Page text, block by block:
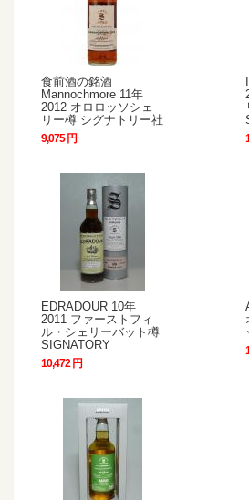
食前酒の銘酒
Mannochmore 11年
2012 オロロッソシェ
リー樽 シグナトリー社
9,075 円
EDRADOUR 10年
2011 ファーストフィ
ル・シェリーバット樽
SIGNATORY
10,472 円